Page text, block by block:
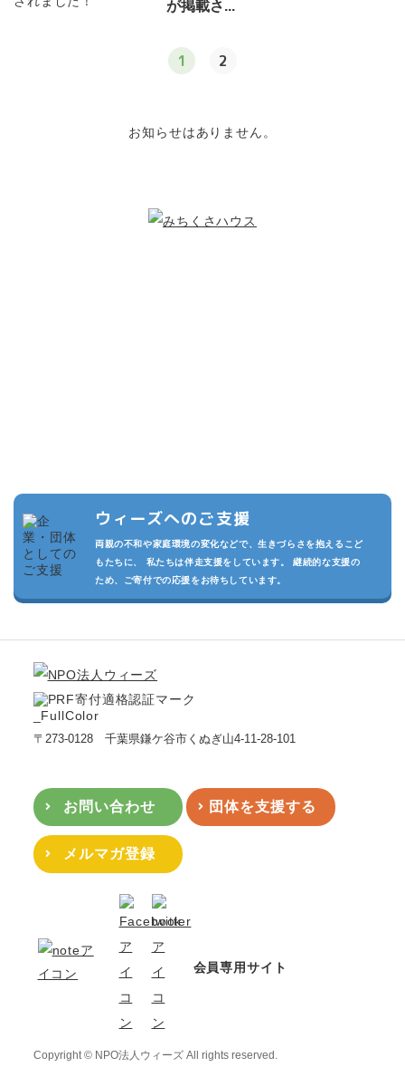
が掲載さ...
1 2
お知らせはありません。
ウィーズへのご支援
両親の不和や家庭環境の変化などで、生きづらさを抱えるこど
もたちに、 私たちは伴走支援をしています。 継続的な支援の
ため、ご寄付での応援をお待ちしています。
〒273-0128 千葉県鎌ケ谷市くぬぎ山4-11-28-101
お問い合わせ 団体を支援する
メルマガ登録
会員専用サイト
Copyright © NPO法人ウィーズ All rights reserved.